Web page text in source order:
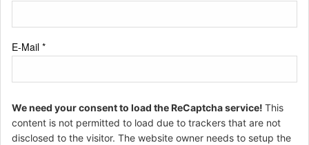
E-Mail *
We need your consent to load the ReCaptcha service! This
content is not permitted to load due to trackers that are not
disclosed to the visitor. The website owner needs to setup the